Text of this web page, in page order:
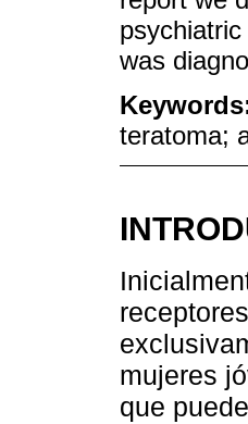
was
teratoma;
mujeres
que